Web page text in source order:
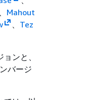
Mahout
Tez
ンと、
バージ